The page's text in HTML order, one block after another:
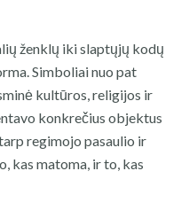
ženklų iki slaptųjų kodų
Simboliai nuo pat
kultūros, religijos ir
konkrečius objektus
regimojo pasaulio ir
kas matoma, ir to, kas